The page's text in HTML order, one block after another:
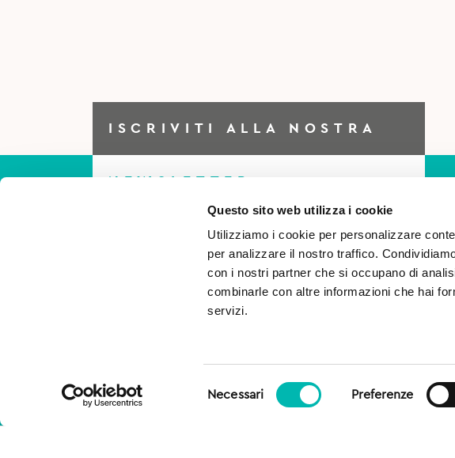
Questo sito web utilizza i cookie
Utilizziamo i cookie per personalizzare
per analizzare il nostro traffico.
con i nostri partner che si occupano di
combinarle con altre informazioni che hai
servizi.
Necessari Preferenze
ISCRIVITI ALLA NOSTRA
NEWSLETTER
Iscriviti alla Newsletter per
essere sempre al corrente di
tutto e ottieni il 5% di sconto
per il tuo primo acquisto!